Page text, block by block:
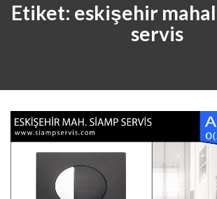
Etiket: eskişehir
servis